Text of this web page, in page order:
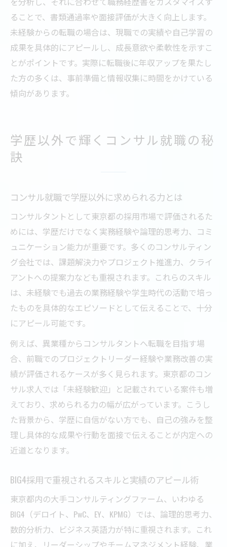
ることで、書類通過率や面接評価が大きく向上します。
未経験からの転職の場合は、現職での実績や自己学習の
成果を具体的にアピールし、成長意欲や柔軟性を示すこ
とがポイントです。実際に転職後に年収アップを果たし
た方の多くは、事前準備と情報収集に時間をかけている
傾向があります。
学歴以外で輝くコンサル就職の秘
訣
コンサル就職で学歴以外に求められる力とは
コンサルタントとして東京都の採用市場で評価されるた
めには、学歴だけでなく実務経験や論理的思考力、コミ
ュニケーション能力が重要です。多くのコンサルティン
グ会社では、課題解決力やプロジェクト推進力、クライ
アントへの提案力なども重視されます。これらのスキル
は、未経験でも過去の業務経験や学生時代の活動で培っ
たものを具体的なエピソードとして伝えることで、十分
にアピール可能です。
例えば、異業種からコンサルタントへ転職を目指す場
合、前職でのプロジェクトリーダー経験や業務改善の実
績が評価されるケースが多く見られます。東京都のコン
サル求人では「未経験歓迎」と記載されている案件も増
えており、求められる力の幅が広がっています。こうし
た背景から、学歴に自信がない方でも、自己の強みを整
理し具体的な成果や行動を面接で伝えることが内定への
近道となります。
BIG4採用で重視されるスキルと実績のアピール術
東京都内の大手コンサルティングファーム、いわゆる
BIG4（デロイト、PwC、EY、KPMG）では、論理的思考力、
数的分析力、ビジネス英語力が特に重視されます。これ
に加え、リーダーシップやチームマネジメント経験、業